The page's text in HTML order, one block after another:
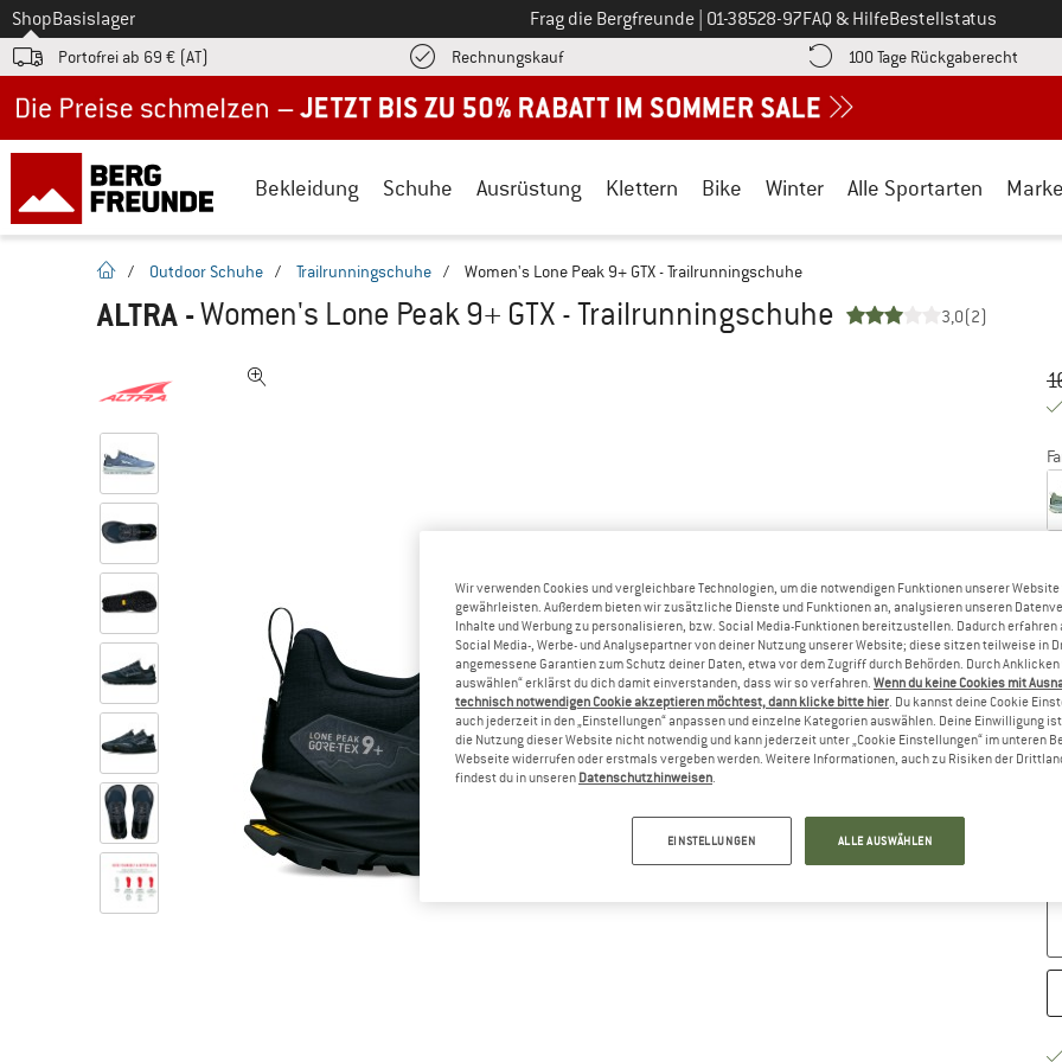
Zum
ShopBasislager Frag die Bergfreunde Ruf uns an unter
01-38528-97FAQ & HilfeBestellstatus
Portofrei ab 69 € (AT) RechnungskaufFinde die Zahlungs-Infos hier! Öffnet sich in einer Infobox
100 Tage Rückgaberecht
Bekleidung Schuhe Ausrüstung Klettern Bike Winter Alle Sportarten
Startseite
/ Outdoor Schuhe / Trailrunningschuhe / Women's Lone Peak 9+ GTX - Trailrunningschuhe
ALTRA -Women's Lone Peak 9+ GTX - Trailrunningschuhe 3,0(2)
Wir verwenden Cookies und vergleichbare Technologien, um die notwendigen Funktionen unserer Website
gewährleisten. Außerdem bieten wir zusätzliche Dienste und Funktionen an, analysieren unseren
Inhalte und Werbung zu personalisieren, bzw. Social Media-Funktionen bereitzustellen. Dadurch erfahren
Social Media-, Werbe- und Analysepartner von deiner Nutzung unserer Website; diese sitzen teilweise in
angemessene Garantien zum Schutz deiner Daten, etwa vor dem Zugriff durch Behörden. Durch Anklicken
auswählen“ erklärst du dich damit einverstanden, dass wir so verfahren. Wenn du keine Cookies mit
technisch notwendigen Cookie akzeptieren möchtest, dann klicke bitte hier. Du kannst deine Cookie
auch jederzeit in den „Einstellungen“ anpassen und einzelne Kategorien auswählen. Deine Einwilligung
die Nutzung dieser Website nicht notwendig und kann jederzeit unter „Cookie Einstellungen“ im unteren
Webseite widerrufen oder erstmals vergeben werden. Weitere Informationen, auch zu Risiken der
findest du in unseren Datenschutzhinweisen.
EINSTELLUNGEN ALLE AUSWÄHLEN